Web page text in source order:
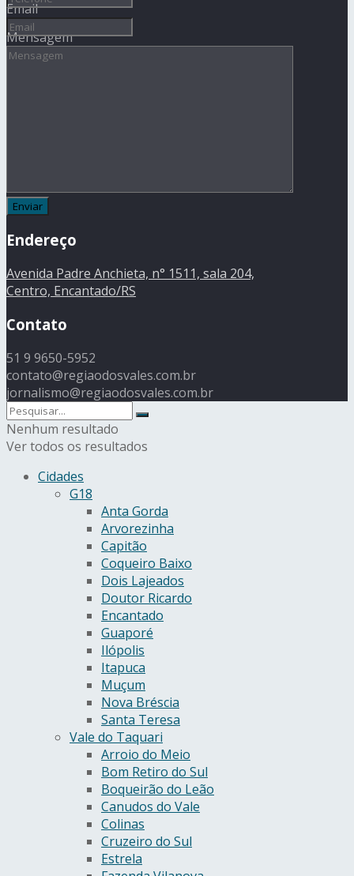
Email
Mensagem
Endereço
Avenida Padre Anchieta, n° 1511, sala 204,
Centro, Encantado/RS
Contato
51 9 9650-5952
contato@regiaodosvales.com.br
jornalismo@regiaodosvales.com.br
Nenhum resultado
Ver todos os resultados
Cidades
G18
Anta Gorda
Arvorezinha
Capitão
Coqueiro Baixo
Dois Lajeados
Doutor Ricardo
Encantado
Guaporé
Ilópolis
Itapuca
Muçum
Nova Bréscia
Santa Teresa
Vale do Taquari
Arroio do Meio
Bom Retiro do Sul
Boqueirão do Leão
Canudos do Vale
Colinas
Cruzeiro do Sul
Estrela